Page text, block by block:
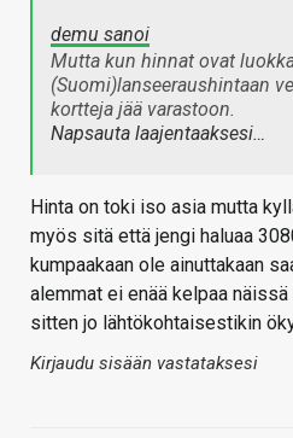
demu sanoi
Mutta kun hinnat ovat
(Suomi)lanseeraushintaan
kortteja jää varastoon.
Napsauta laajentaaksesi…
Hinta on toki iso asia mutta
myös sitä että jengi haluaa
kumpaakaan ole ainuttakaan
alemmat ei enää kelpaa
sitten jo lähtökohtaisestikin
Kirjaudu sisään vastataksesi